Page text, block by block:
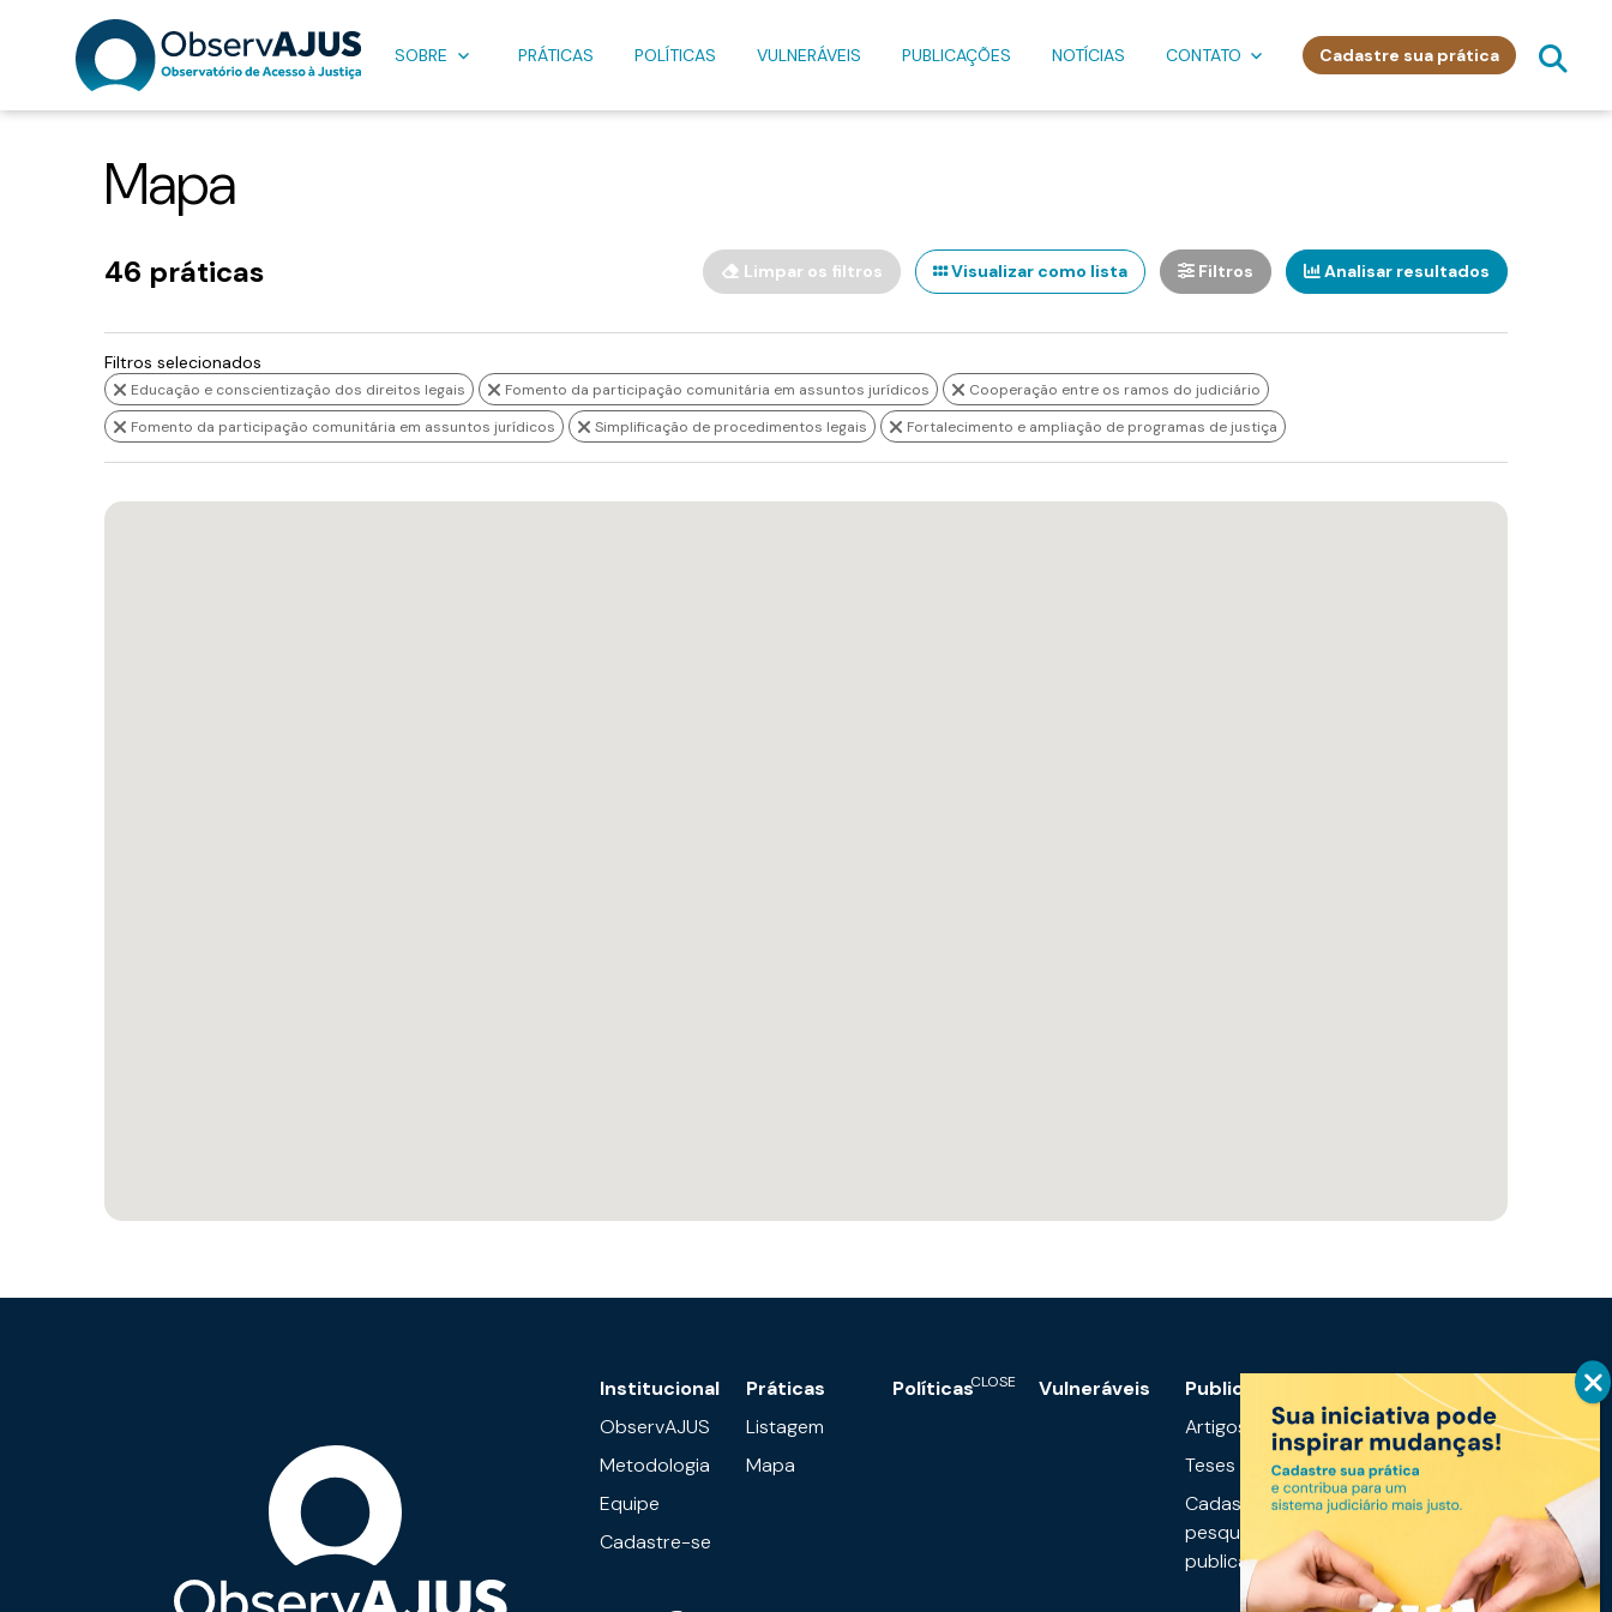
SOBRE PRÁTICAS POLÍTICAS VULNERÁVEIS PUBLICAÇÕES NOTÍCIAS CONTATO Cadastre sua prática
Mapa
46 práticas Limpar os filtros Visualizar como lista Filtros Analisar resultados
Filtros selecionados
Educação e conscientização dos direitos legais Fomento da participação comunitária em assuntos jurídicos
Cooperação entre os ramos do judiciário
Fomento da participação comunitária em assuntos jurídicos
Simplificação de procedimentos legais Fortalecimento e ampliação de programas de justiça
Institucional
ObservAJUS
Metodologia
Equipe
Cadastre-se
Práticas
Listagem
Mapa
Políticas Vulneráveis
Publicações
Artigos
Teses
Cadastre sua
pesquisa ou
publicação
informações
Notícias
Links úteis